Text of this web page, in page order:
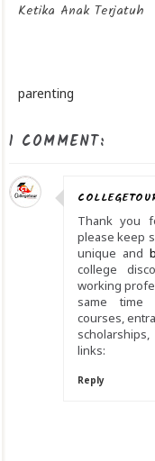
Ketika Anak Terjatuh
parenting
1 COMMENT:
Thank you
please keep
unique and
college
working
same time
courses,
links:
Reply